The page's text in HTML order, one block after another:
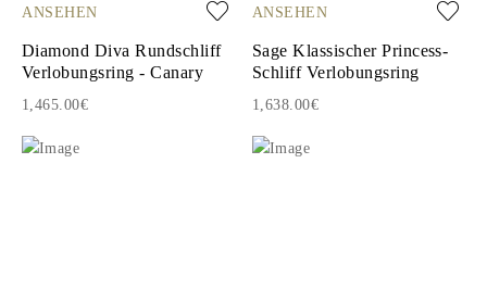
ANSEHEN
Diamond Diva Rundschliff
Verlobungsring - Canary
1,465.00€
ANSEHEN
Sage Klassischer Princess-
Schliff Verlobungsring
1,638.00€